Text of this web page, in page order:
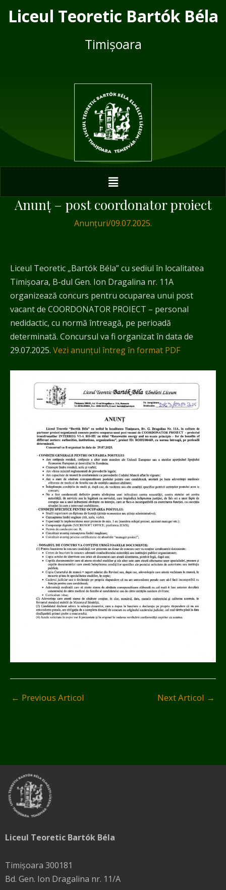
Liceul Teoretic Bartók Béla
Timișoara
Menu
Anunț – post coordonator proiect
Anunțuri/09.07.2025.
Liceul Teoretic „Bartók Béla” cu sediul în localitatea
Timișoara, B-dul Gen. Ion Dragalina nr. 11A
organizează concurs pentru ocuparea unui post
vacant de COORDONATOR PROIECT – personal
nedidactic, cu normă întreagă, pe perioadă
determinată. Concursul va fi organizat în data de
29.07.2025. Vezi anunțul întreg în format PDF
navigation
← Previous Articol Next Articol →
Liceul Teoretic Bartók Béla
Timișoara 300181
Bd. Gen. Ion Dragalina nr. 11/A